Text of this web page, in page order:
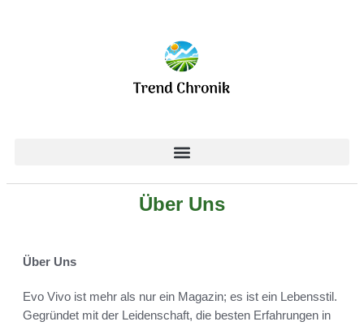
Über Uns
Über Uns
Evo Vivo ist mehr als nur ein Magazin; es ist ein Lebensstil.
Gegründet mit der Leidenschaft, die besten Erfahrungen in